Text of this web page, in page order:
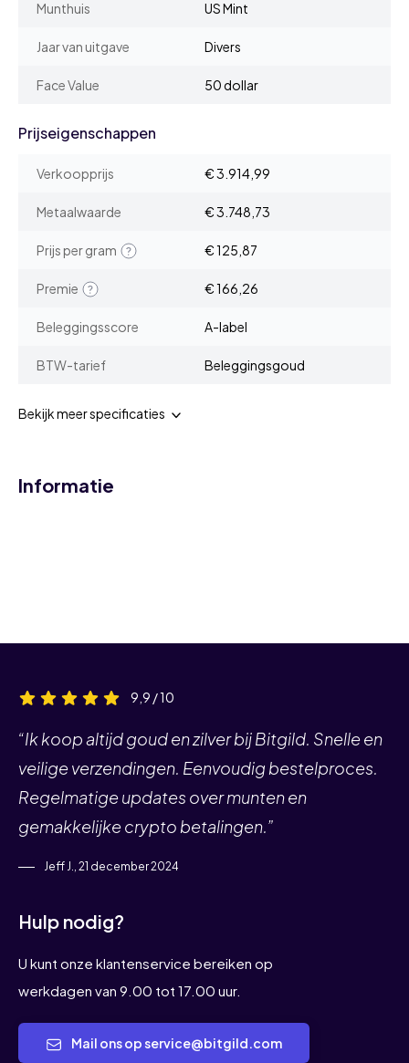
Munthuis US Mint
Jaar van uitgave Divers
Face Value 50 dollar
Prijseigenschappen
Verkoopprijs € 3.914,99
Metaalwaarde € 3.748,73
Prijs per gram € 125,87
Premie € 166,26
Beleggingsscore A-label
BTW-tarief Beleggingsgoud
Bekijk meer specificaties
Informatie
9,9 / 10
“Ik koop altijd goud en zilver bij Bitgild. Snelle en
veilige verzendingen. Eenvoudig bestelproces.
Regelmatige updates over munten en
gemakkelijke crypto betalingen.”
Jeff J., 21 december 2024
Hulp nodig?
U kunt onze klantenservice bereiken op
werkdagen van 9.00 tot 17.00 uur.
Mail ons op service@bitgild.com